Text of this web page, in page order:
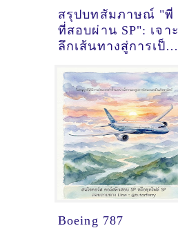
สรุปบทสัมภาษณ์ "พี่
ที่สอบผ่าน SP": เจาะ
ลึกเส้นทางสู่การเป็น
Boeing 787